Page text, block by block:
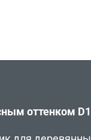
оттенком D